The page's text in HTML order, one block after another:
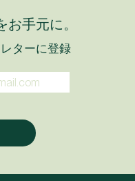
手元に。
ターに登録